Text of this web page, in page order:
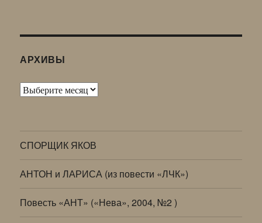
АРХИВЫ
Архивы
СПОРЩИК ЯКОВ
АНТОН и ЛАРИСА (из повести «ЛЧК»)
Повесть «АНТ» («Нева», 2004, №2 )